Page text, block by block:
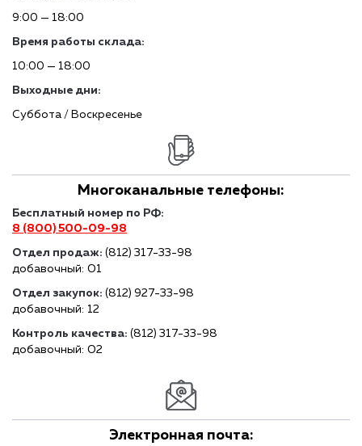
9:00 — 18:00
Время работы склада:
10:00 — 18:00
Выходные дни:
Суббота / Воскресенье
Многоканальные телефоны:
Бесплатный номер по РФ:
8 (800) 500-09-98
Отдел продаж: (812) 317-33-98
добавочный: 01
Отдел закупок: (812) 927-33-98
добавочный: 12
Контроль качества: (812) 317-33-98
добавочный: 02
Электронная почта: